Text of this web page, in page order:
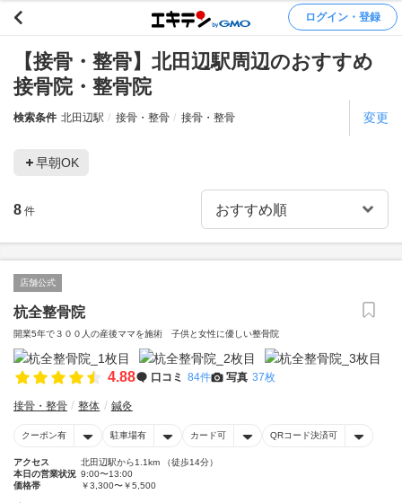
ログイン・登録
【接骨・整骨】北田辺駅周辺のおすすめ
接骨院・整骨院
検索条件 北田辺駅 接骨・整骨 接骨・整骨 変更
早朝OK
8 件
店舗公式
杭全整骨院
開業5年で３００人の産後ママを施術 子供と女性に優しい整骨院
4.88 口コミ 84件 写真 37枚
接骨・整骨 整体 鍼灸
クーポン有 駐車場有 カード可 QRコード決済可
アクセス
北田辺駅から1.1km （徒歩14分）
本日の営業状況 9:00〜13:00
価格帯
￥3,300〜￥5,500